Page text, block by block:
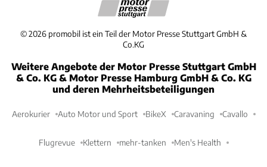
©2026 promobil ist ein Teil der Motor Presse Stuttgart GmbH &
Co.KG
Weitere Angebote der Motor Presse Stuttgart GmbH
& Co. KG & Motor Presse Hamburg GmbH & Co. KG
und deren Mehrheitsbeteiligungen
Aerokurier Auto Motor und Sport BikeX Caravaning Cavallo
Flugrevue Klettern mehr-tanken Men's Health